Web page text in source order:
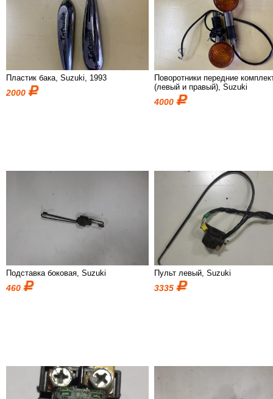
Пластик бака, Suzuki, 1993
2000
Поворотники передние
(левый и правый), Suzuki
4000
Подставка боковая, Suzuki
460
Пульт левый, Suzuki
3335